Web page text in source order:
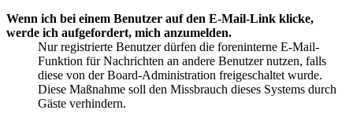
Wenn ich bei einem Benutzer auf den E-Mail-Link klicke,
werde ich aufgefordert, mich anzumelden.
Nur registrierte Benutzer dürfen die foreninterne E-Mail-
Funktion für Nachrichten an andere Benutzer nutzen, falls
diese von der Board-Administration freigeschaltet wurde.
Diese Maßnahme soll den Missbrauch dieses Systems durch
Gäste verhindern.